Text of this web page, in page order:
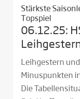
Stärkste
Topspiel
06.12.25:
Leihgestern
Minuspunkten
Die